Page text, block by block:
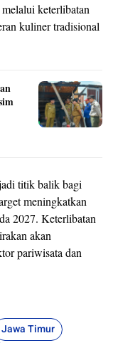
keterlibatan
kuliner tradisional
titik balik bagi
meningkatkan
2027. Keterlibatan
akan
pariwisata dan
Jawa Timur